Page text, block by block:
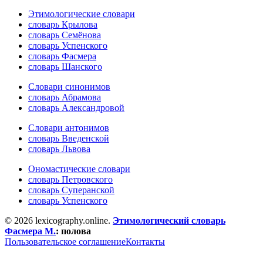
Этимологические словари
словарь Крылова
словарь Семёнова
словарь Успенского
словарь Фасмера
словарь Шанского
Словари синонимов
словарь Абрамова
словарь Александровой
Словари антонимов
словарь Введенской
словарь Львова
Ономастические словари
словарь Петровского
словарь Суперанской
словарь Успенского
© 2026 lexicography.online. Этимологический словарь
Фасмера М.: полова
Пользовательское соглашениеКонтакты